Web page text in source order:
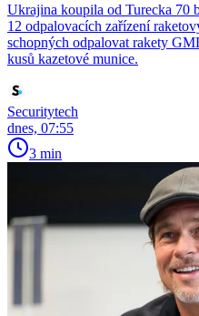
Ukrajina koupila od Turecka 70
12 odpalovacích zařízení
schopných odpalovat rakety
kusů kazetové munice.
Securitytech
dnes, 07:55
3 min